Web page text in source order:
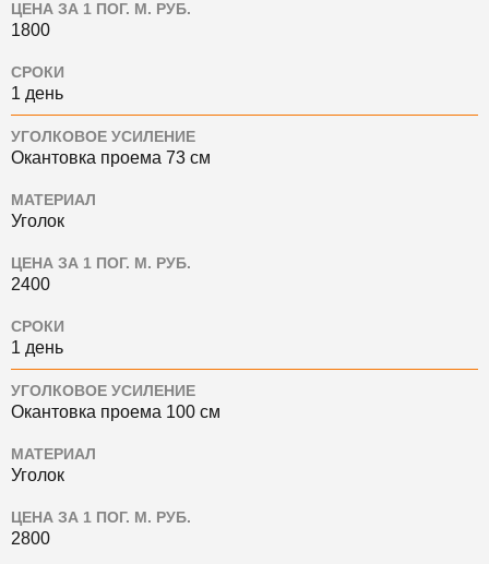
ЦЕНА ЗА 1 ПОГ. М. РУБ.
1800
СРОКИ
1 день
УГОЛКОВОЕ УСИЛЕНИЕ
Окантовка проема 73 см
МАТЕРИАЛ
Уголок
ЦЕНА ЗА 1 ПОГ. М. РУБ.
2400
СРОКИ
1 день
УГОЛКОВОЕ УСИЛЕНИЕ
Окантовка проема 100 см
МАТЕРИАЛ
Уголок
ЦЕНА ЗА 1 ПОГ. М. РУБ.
2800